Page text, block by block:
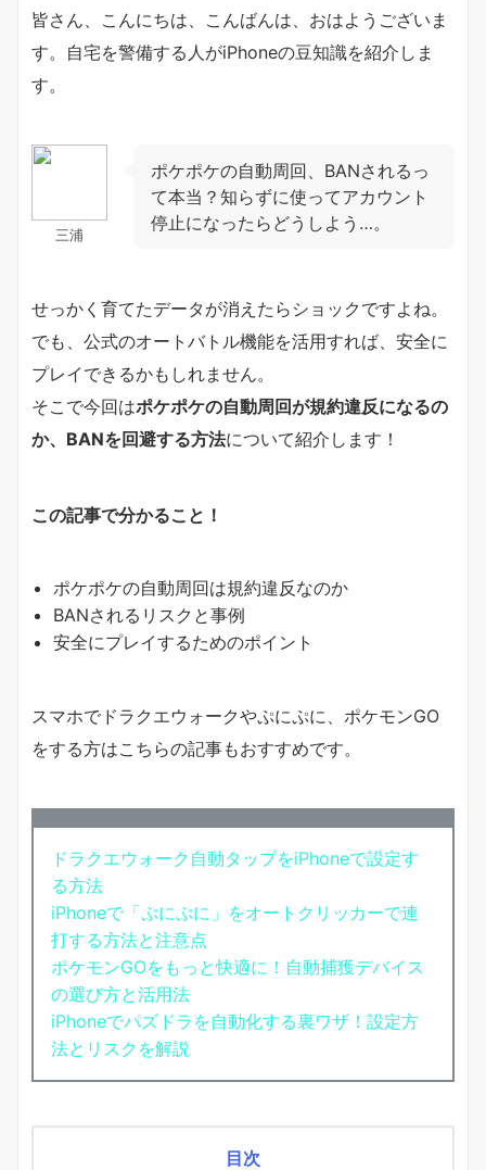
皆さん、こんにちは、こんばんは、おはようございま
す。自宅を警備する人がiPhoneの豆知識を紹介しま
す。
三浦
ポケポケの自動周回、BANされるっ
て本当？知らずに使ってアカウント
停止になったらどうしよう…。
せっかく育てたデータが消えたらショックですよね。
でも、公式のオートバトル機能を活用すれば、安全に
プレイできるかもしれません。
そこで今回はポケポケの自動周回が規約違反になるの
か、BANを回避する方法について紹介します！
この記事で分かること！
ポケポケの自動周回は規約違反なのか
BANされるリスクと事例
安全にプレイするためのポイント
スマホでドラクエウォークやぷにぷに、ポケモンGO
をする方はこちらの記事もおすすめです。
ドラクエウォーク自動タップをiPhoneで設定す
る方法
iPhoneで「ぷにぷに」をオートクリッカーで連
打する方法と注意点
ポケモンGOをもっと快適に！自動捕獲デバイス
の選び方と活用法
iPhoneでパズドラを自動化する裏ワザ！設定方
法とリスクを解説
目次